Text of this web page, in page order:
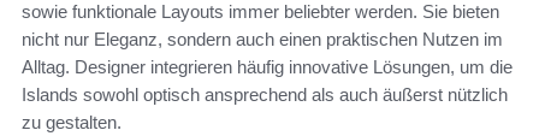
sowie funktionale Layouts immer beliebter werden. Sie bieten
nicht nur Eleganz, sondern auch einen praktischen Nutzen im
Alltag. Designer integrieren häufig innovative Lösungen, um die
Islands sowohl optisch ansprechend als auch äußerst nützlich
zu gestalten.